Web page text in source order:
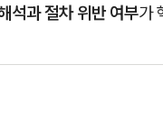
석과 절차 위반 여부가